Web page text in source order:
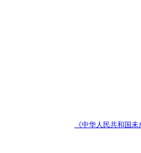
《中华人民共和国